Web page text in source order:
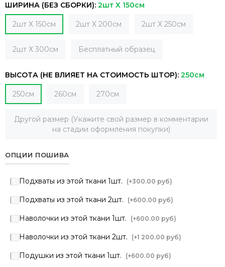
ШИРИНА (БЕЗ СБОРКИ): 2шт Х 150см
2шт Х 150см 2шт Х 200см 2шт Х 250см
2шт Х 300см Бесплатный образец
ВЫСОТА (НЕ ВЛИЯЕТ НА СТОИМОСТЬ ШТОР): 250см
250см 260см 270см
Другой размер (Укажите свой размер в комментарии
на стадии оформления покупки)
ОПЦИИ ПОШИВА
Подхваты из этой ткани 1шт. (+300.00 руб)
Подхваты из этой ткани 2шт. (+600.00 руб)
Наволочки из этой ткани 1шт. (+600.00 руб)
Наволочки из этой ткани 2шт. (+1 200.00 руб)
Подушки из этой ткани 1шт. (+600.00 руб)